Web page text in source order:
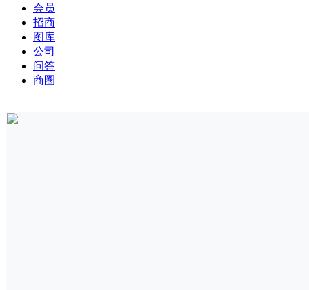
会员
招商
图库
公司
问答
商圈